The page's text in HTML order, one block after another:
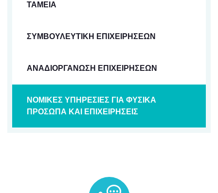
ΤΑΜΕΙΑ
ΣΥΜΒΟΥΛΕΥΤΙΚΗ ΕΠΙΧΕΙΡΗΣΕΩΝ
ΑΝΑΔΙΟΡΓΑΝΩΣΗ ΕΠΙΧΕΙΡΗΣΕΩΝ
ΝΟΜΙΚΕΣ ΥΠΗΡΕΣΙΕΣ ΓΙΑ ΦΥΣΙΚΑ
ΠΡΟΣΩΠΑ ΚΑΙ ΕΠΙΧΕΙΡΗΣΕΙΣ